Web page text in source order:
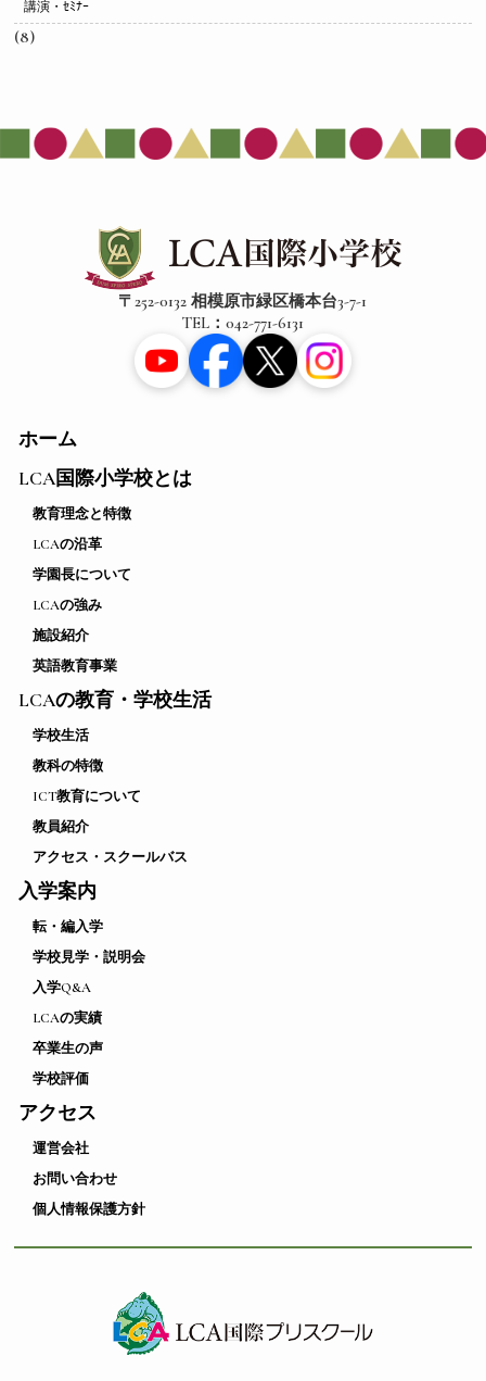
講演・ｾﾐﾅｰ
(8)
〒252-0132 相模原市緑区橋本台3-7-1
TEL：042-771-6131
ホーム
LCA国際小学校とは
教育理念と特徴
LCAの沿革
学園長について
LCAの強み
施設紹介
英語教育事業
LCAの教育・学校生活
学校生活
教科の特徴
ICT教育について
教員紹介
アクセス・スクールバス
入学案内
転・編入学
学校見学・説明会
入学Q&A
LCAの実績
卒業生の声
学校評価
アクセス
運営会社
お問い合わせ
個人情報保護方針